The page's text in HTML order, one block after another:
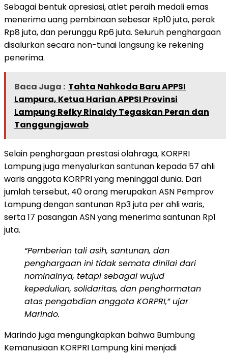
Sebagai bentuk apresiasi, atlet peraih medali emas
menerima uang pembinaan sebesar Rp10 juta, perak
Rp8 juta, dan perunggu Rp6 juta. Seluruh penghargaan
disalurkan secara non-tunai langsung ke rekening
penerima.
Baca Juga : Tahta Nahkoda Baru APPSI
Lampura, Ketua Harian APPSI Provinsi
Lampung Refky Rinaldy Tegaskan Peran dan
Tanggungjawab
Selain penghargaan prestasi olahraga, KORPRI
Lampung juga menyalurkan santunan kepada 57 ahli
waris anggota KORPRI yang meninggal dunia. Dari
jumlah tersebut, 40 orang merupakan ASN Pemprov
Lampung dengan santunan Rp3 juta per ahli waris,
serta 17 pasangan ASN yang menerima santunan Rp1
juta.
“Pemberian tali asih, santunan, dan
penghargaan ini tidak semata dinilai dari
nominalnya, tetapi sebagai wujud
kepedulian, solidaritas, dan penghormatan
atas pengabdian anggota KORPRI,” ujar
Marindo.
Marindo juga mengungkapkan bahwa Bumbung
Kemanusiaan KORPRI Lampung kini menjadi